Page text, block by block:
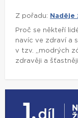
Z pořadu: Naděje
Proč se někteří
navíc ve zdraví a
v tzv. „modrých
zdravěji a